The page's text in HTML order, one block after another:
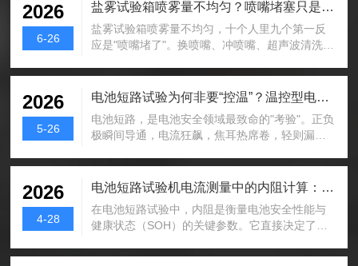
目任务研究等，取得了一批可喜的科研...
建高效维护体系。一、日常基础维护：筑牢设备
稳定运行根基1.清洁内外表面：每日使用后，用
柔软湿布擦拭箱体表面及内胆，清除灰尘、油
别注意门封条缝隙清洁，避免异物堆积影响密封
性。2.电源与线路检查：...
2026
6-26
盐雾试验箱喷雾量不均匀？喷嘴堵塞只是原因之一
盐雾试验箱喷雾量不均匀，十个人里九个第一反
应是"喷嘴堵了"。换喷嘴、冲喷嘴、超声波清洗，
的元凶，甚至在不少场景下，它排不进前三。喷
雾量不均匀的本质是盐雾在箱体内的"分配失衡"，
五个被严重低估的非堵塞原因盐雾试验箱箱体水
平度偏移。实验室地面肉眼难以察觉的微小不
平，会导致喷雾塔内液面倾斜，盐雾自然偏向液
雾收集点的差异可以大到一倍以上。解决方案极
其简单：用...
2026
5-26
电池短路试验为何非要“控温”？温控型电池短路试验机的碾压级优势
电池短路，是电池安全领域最致命的"考验"。正负
极瞬间导通，电流狂飙，焦耳热席卷，轻则漏液
电池，在高温和常温下发生短路，结果可能天差
地别。这就是温控至关重要的根本原因——温
结果的隐形变量。一、为什么短路试验必须带温
控？三个"不控就废"的硬逻辑逻辑一：温度直接改
写短路反应路径。电池内部的电化学反应对温度
2026
4-28
电池短路试验机电流测量中的内阻计算：从瞬态数据到精准参数
在电池短路试验中，内阻是衡量电池安全性能与
健康状态（SOH）的关键参数。它直接决定了电
同于直流内阻法（DCIR）或交流内阻法